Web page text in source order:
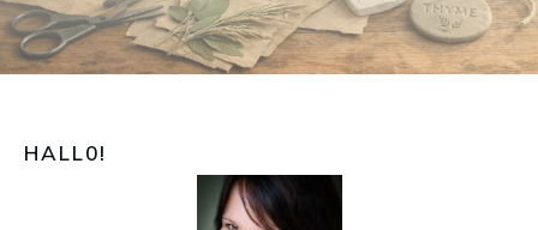
HALL0!